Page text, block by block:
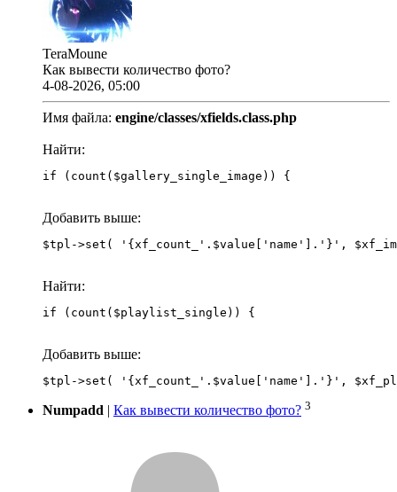
TeraMoune
Как вывести количество фото?
4-08-2026, 05:00
Имя файла: engine/classes/xfields.class.php
Найти:
if (count($gallery_single_image)) {
Добавить выше:
Найти:
if (count($playlist_single)) {
Добавить выше:
Numpadd | Как вывести количество фото? 3